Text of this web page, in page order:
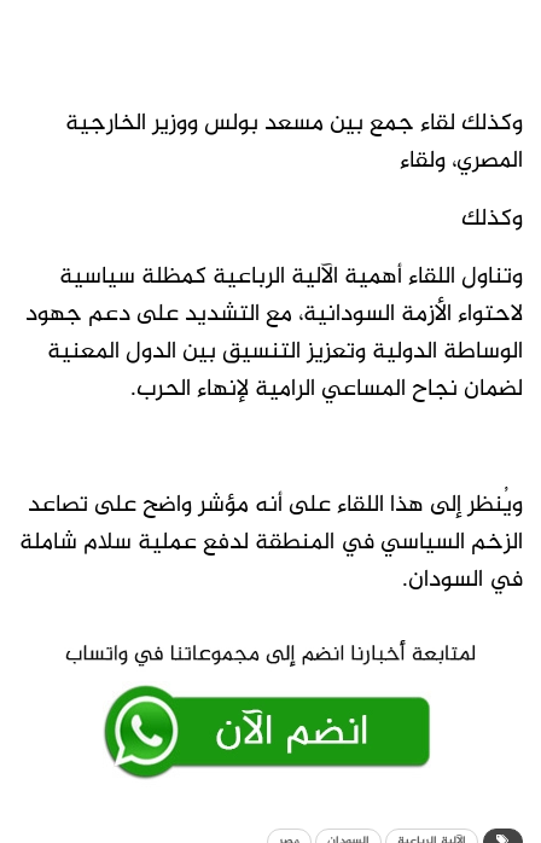
وكذلك لقاء جمع بين مسعد بولس ووزير الخارجية
المصري، ولقاء
وكذلك
وتناول اللقاء أهمية الآلية الرباعية كمظلة سياسية
لاحتواء الأزمة السودانية، مع التشديد على دعم جهود
الوساطة الدولية وتعزيز التنسيق بين الدول المعنية
لضمان نجاح المساعي الرامية لإنهاء الحرب.
ويُنظر إلى هذا اللقاء على أنه مؤشر واضح على تصاعد
الزخم السياسي في المنطقة لدفع عملية سلام شاملة
في السودان.